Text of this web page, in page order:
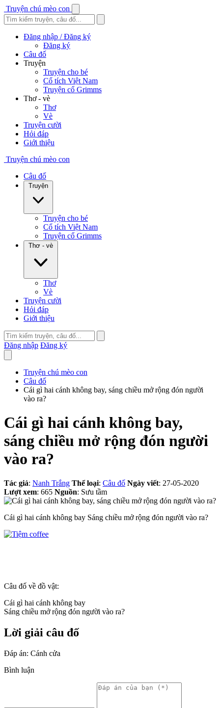
Truyện chú mèo con
Đăng nhập / Đăng ký
Đăng ký
Câu đố
Truyện
Truyện cho bé
Cổ tích Việt Nam
Truyện cổ Grimms
Thơ - vè
Thơ
Vè
Truyện cười
Hỏi đáp
Giới thiệu
Truyện chú mèo con
Câu đố
Truyện
Truyện cho bé
Cổ tích Việt Nam
Truyện cổ Grimms
Thơ - vè
Thơ
Vè
Truyện cười
Hỏi đáp
Giới thiệu
Đăng nhập Đăng ký
Truyện chú mèo con
Câu đố
Cái gì hai cánh không bay, sáng chiều mở rộng đón người
vào ra?
Cái gì hai cánh không bay,
sáng chiều mở rộng đón người
vào ra?
Tác giả: Nanh Trắng Thể loại: Câu đố Ngày viết: 27-05-2020
Lượt xem: 665 Nguồn: Sưu tầm
Cái gì hai cánh không bay Sáng chiều mở rộng đón người vào ra?
Câu đố về đồ vật:
Cái gì hai cánh không bay
Sáng chiều mở rộng đón người vào ra?
Lời giải câu đố
Đáp án: Cánh cửa
Bình luận